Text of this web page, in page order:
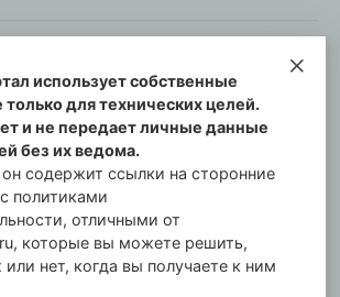
городской портал
плюс, 2021-2026
о регистрации СМИ: ПИ №57-
2013 г.
Управлением
по надзору в сфере связи,
технологий и массовых
по Орловской области.
использует собственные
для технических целей.
и не передает личные данные
без их ведома.
содержит ссылки на сторонние
политиками
отличными от
которые вы можете решить,
нет, когда вы получаете к ним